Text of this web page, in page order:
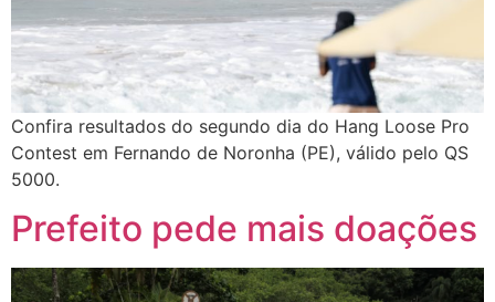
Confira resultados do segundo dia do Hang Loose Pro
Contest em Fernando de Noronha (PE), válido pelo QS
5000.
Prefeito pede mais doações